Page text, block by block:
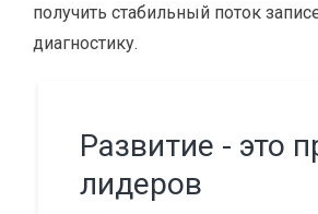
получить стабильный поток
диагностику.